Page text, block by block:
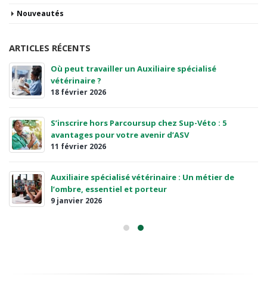
Nouveautés
ARTICLES RÉCENTS
Où peut travailler un Auxiliaire spécialisé
vétérinaire ?
18 février 2026
S’inscrire hors Parcoursup chez Sup-Véto : 5
avantages pour votre avenir d’ASV
11 février 2026
Auxiliaire spécialisé vétérinaire : Un métier de
l’ombre, essentiel et porteur
9 janvier 2026